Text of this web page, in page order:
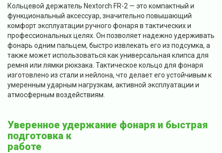
Кольцевой держатель Nextorch FR-2 — это компактный и
функциональный аксессуар, значительно повышающий
комфорт эксплуатации ручного фонаря в тактических и
профессиональных целях. Он позволяет надежно удерживать
фонарь одним пальцем, быстро извлекать его из подсумка, а
также может использоваться как универсальная клипса для
ремня или лямки рюкзака. Тактическое кольцо для фонаря
изготовлено из стали и нейлона, что делает его устойчивым к
умеренным ударным нагрузкам, активной эксплуатации и
атмосферным воздействиям.
Уверенное удержание фонаря и быстрая
подготовка к
работе